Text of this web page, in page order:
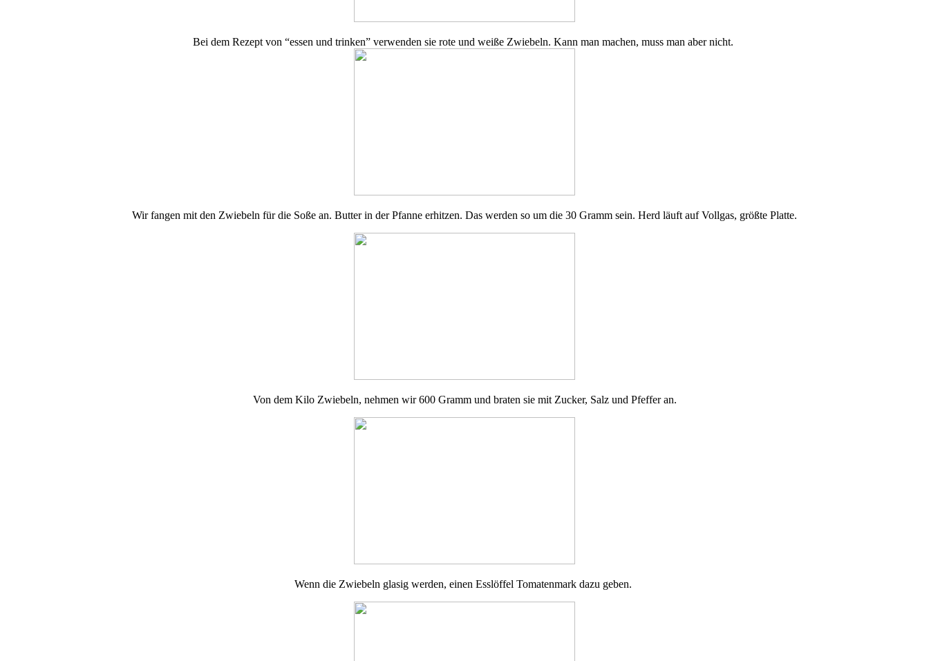
Bei dem Rezept von “essen und trinken” verwenden sie rote und weiße Zwiebeln. Kann man machen, muss man aber nicht.
Wir fangen mit den Zwiebeln für die Soße an. Butter in der Pfanne erhitzen. Das werden so um die 30 Gramm sein. Herd läuft auf Vollgas, größte Platte.
Von dem Kilo Zwiebeln, nehmen wir 600 Gramm und braten sie mit Zucker, Salz und Pfeffer an.
Wenn die Zwiebeln glasig werden, einen Esslöffel Tomatenmark dazu geben.